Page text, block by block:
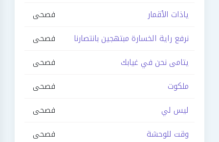
ياذات الأقمار
فصحى
نرفع راية الخسارة مبتهجين بانتصارنا
فصحى
يتامى نحن في غيابك
فصحى
ملكوت
فصحى
ليس لي
فصحى
وقت للوحشة
فصحى